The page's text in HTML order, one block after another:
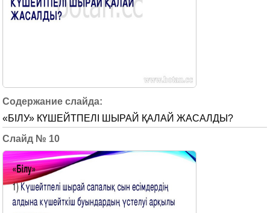
«БІЛУ» КҮШЕЙТПЕЛІ ШЫРАЙ ҚАЛАЙ ЖАСАЛДЫ?
10